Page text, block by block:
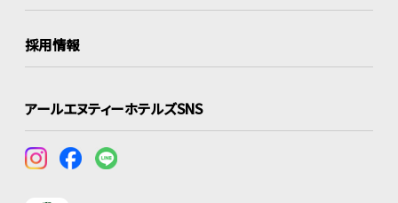
採用情報
アールエヌティーホテルズSNS